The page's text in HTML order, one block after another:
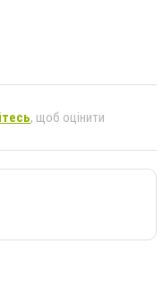
, щоб оцінити